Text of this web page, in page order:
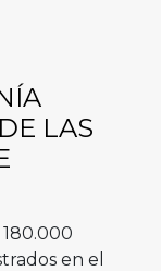
LAS
en el